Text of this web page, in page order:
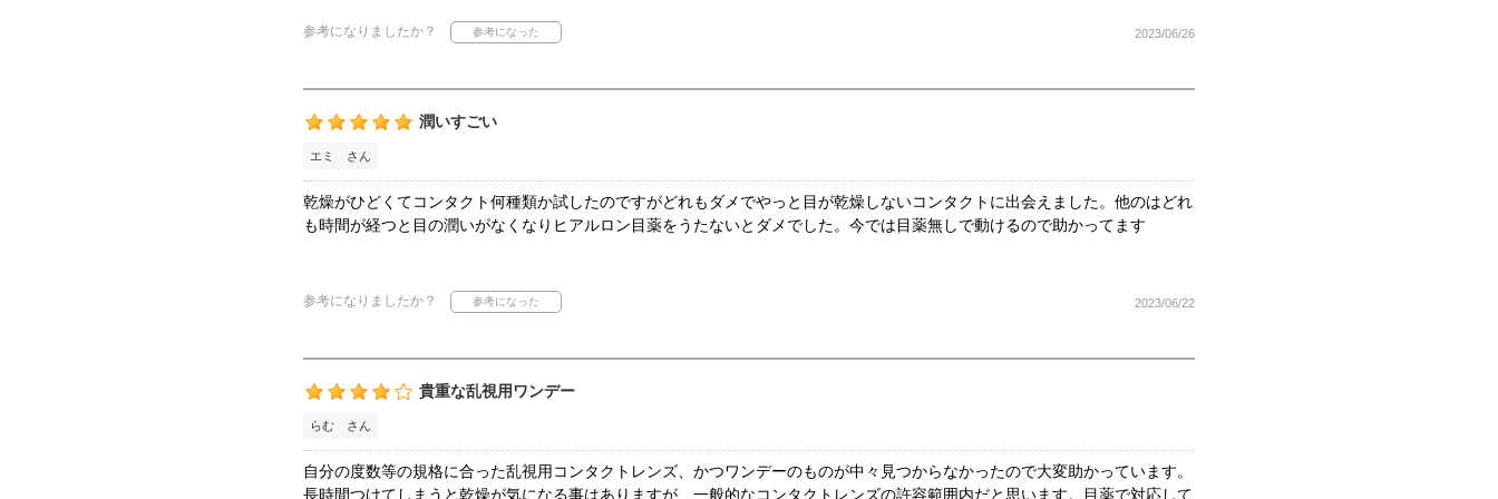
参考になりましたか？ 2023/06/26
潤いすごい
エミ さん
乾燥がひどくてコンタクト何種類か試したのですがどれもダメでやっと目が乾燥しないコンタクトに出会えました。他のはどれ
も時間が経つと目の潤いがなくなりヒアルロン目薬をうたないとダメでした。今では目薬無しで動けるので助かってます
参考になりましたか？ 2023/06/22
貴重な乱視用ワンデー
らむ さん
自分の度数等の規格に合った乱視用コンタクトレンズ、かつワンデーのものが中々見つからなかったので大変助かっています。
長時間つけてしまうと乾燥が気になる事はありますが、一般的なコンタクトレンズの許容範囲内だと思います。目薬で対応して